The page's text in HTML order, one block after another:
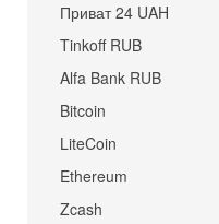
Приват 24 UAH
Tinkoff RUB
Alfa Bank RUB
Bitcoin
LiteCoin
Ethereum
Zcash